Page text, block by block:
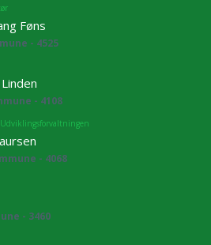
Føns
- 4525
- 4108
- 4068
- 3460